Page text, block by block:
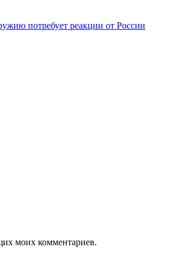
потребует реакции от России
моих комментариев.